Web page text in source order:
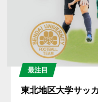
最注目
東北地区大学サッ